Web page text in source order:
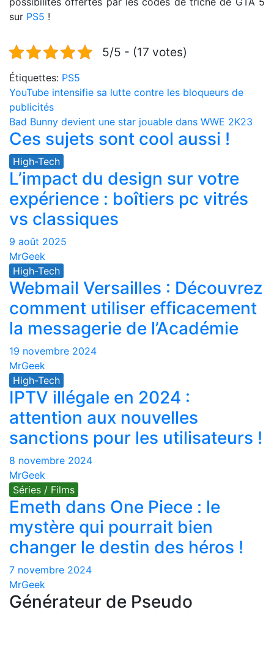
sur PS5 !
5/5 - (17 votes)
Étiquettes: PS5
Navigation
de
l’article
YouTube intensifie sa lutte contre les bloqueurs de
publicités
Bad Bunny devient une star jouable dans WWE 2K23
Ces sujets sont cool aussi !
High-Tech
L’impact du design sur votre
expérience : boîtiers pc vitrés
vs classiques
9 août 2025
MrGeek
High-Tech
Webmail Versailles : Découvrez
comment utiliser efficacement
la messagerie de l’Académie
19 novembre 2024
MrGeek
High-Tech
IPTV illégale en 2024 :
attention aux nouvelles
sanctions pour les utilisateurs !
8 novembre 2024
MrGeek
Séries / Films
Emeth dans One Piece : le
mystère qui pourrait bien
changer le destin des héros !
7 novembre 2024
MrGeek
Générateur de Pseudo